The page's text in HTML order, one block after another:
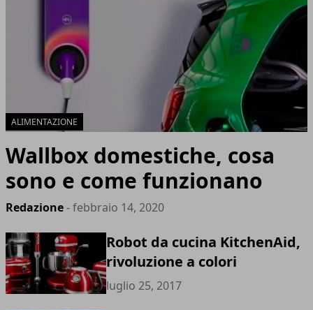
ALIMENTAZIONE
Wallbox domestiche, cosa
sono e come funzionano
Redazione- febbraio 14, 2020
Robot da cucina KitchenAid,
rivoluzione a colori
luglio 25, 2017